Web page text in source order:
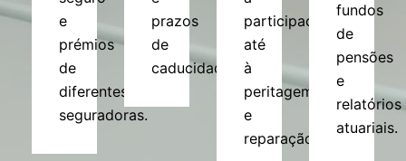
e
prémios
de
diferentes
seguradoras.
prazos
de
caducidade.
participação
até
à
peritagem
e
reparação.
fundos
de
pensões
e
relatórios
atuariais.